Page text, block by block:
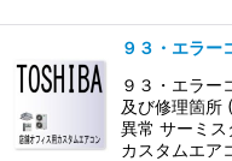
９３・エラー
９３・エラー
及び修理箇
異常 サーミ
カスタムエ